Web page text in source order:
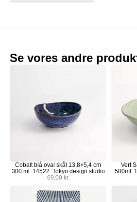
Se vores andre
Cobalt blå oval skål 13,8×5,4 cm
300 ml. 14522. Tokyo design studio
69,00 kr.
Vert
500ml.